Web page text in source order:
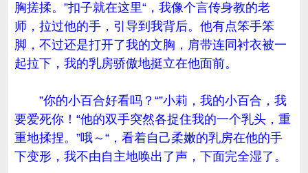
胸搓揉。”扣子就在这里“，我像个言传身教的老
师，拉过他的手，引导到我背后。他有点笨手笨
脚，不过还是打开了我的文胸，肩带连同衬衣被一
起拉下，我的乳房骄傲地挺立在他面前。
”你的小百合好看吗？“”小莉，我的小百合，我
要爱死你！“他的双手突然各捉住我的一个乳头，重
重地揉捏。”哦～“，看着自己柔嫩的乳房在他的手
下变形，我不由自主地唤出了声，下面完全湿了。